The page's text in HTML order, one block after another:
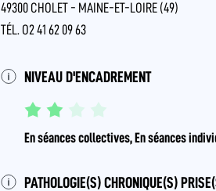
49300 CHOLET - MAINE-ET-LOIRE (49)
TÉL. O2 41 62 09 63
NIVEAU D'ENCADREMENT
En séances collectives, En séances
PATHOLOGIE(S) CHRONIQUE(S)